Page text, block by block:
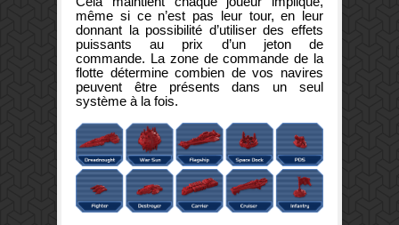
même si ce n’est pas leur tour, en leur
donnant la possibilité d’utiliser des effets
puissants au prix d’un jeton de
commande. La zone de commande de la
flotte détermine combien de vos navires
peuvent être présents dans un seul
système à la fois.